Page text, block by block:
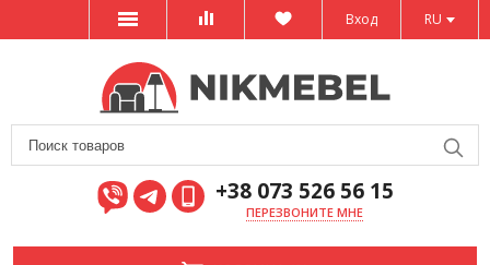
RU
Вход
+38 073 526 56 15
ПЕРЕЗВОНИТЕ МНЕ